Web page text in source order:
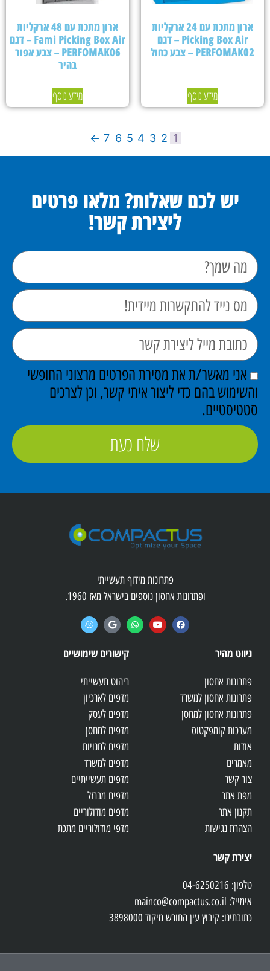
ארון מתכת עם 24 ארקליות
Picking Box Air – דגם
PERFOMAK02 – צבע כחול
מידע נוסף
ארון מתכת עם 48 ארקליות
Fami Picking Box Air – דגם
PERFOMAK06 – צבע אפור
בהיר
מידע נוסף
1
2
3
4
5
6
7
←
יש לכם שאלות? מלאו פרטים
ליצירת קשר!
אני מאשר/ת את מסירת הפרטים מרצוני החופשי
והשימוש בהם כדי ליצור איתי קשר, וכן לצרכים
סטטיסטיים.
שלח כעת
פתרונות מידוף תעשייתי
ופתרונות אחסון נוספים בישראל מאז 1960.
ניווט מהיר
פתרונות אחסון
פתרונות אחסון למשרד
פתרונות אחסון למחסן
מערכות קומפקטוס
אודות
מאמרים
צור קשר
מפת אתר
תקנון אתר
הצהרת נגישות
קישורים שימושיים
ריהוט תעשייתי
מדפים לארכיון
מדפים לעסק
מדפים למחסן
מדפים לחנויות
מדפים למשרד
מדפים תעשייתיים
מדפים מברזל
מדפים מודולוריים
מדפי מודולוריים מתכת
יצירת קשר
טלפון: 04-6250216
אימייל: mainco@compactus.co.il
כתובתינו: קיבוץ עין החורש מיקוד 3898000